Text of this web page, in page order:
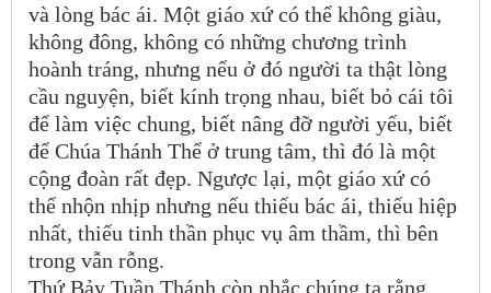
và lòng bác ái. Một giáo xứ có thể không giàu,
không đông, không có những chương trình
hoành tráng, nhưng nếu ở đó người ta thật lòng
cầu nguyện, biết kính trọng nhau, biết bỏ cái tôi
để làm việc chung, biết nâng đỡ người yếu, biết
để Chúa Thánh Thể ở trung tâm, thì đó là một
cộng đoàn rất đẹp. Ngược lại, một giáo xứ có
thể nhộn nhịp nhưng nếu thiếu bác ái, thiếu hiệp
nhất, thiếu tinh thần phục vụ âm thầm, thì bên
trong vẫn rỗng.
Thứ Bảy Tuần Thánh còn nhắc chúng ta rằng